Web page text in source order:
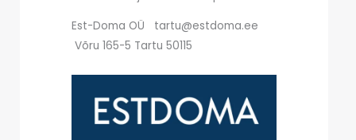
Est-Doma OÜ tartu@estdoma.ee
Võru 165-5 Tartu 50115